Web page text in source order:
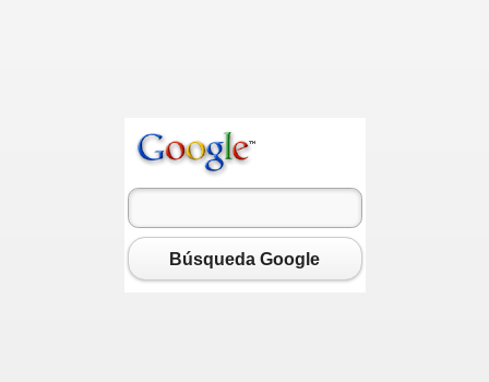
Búsqueda Google